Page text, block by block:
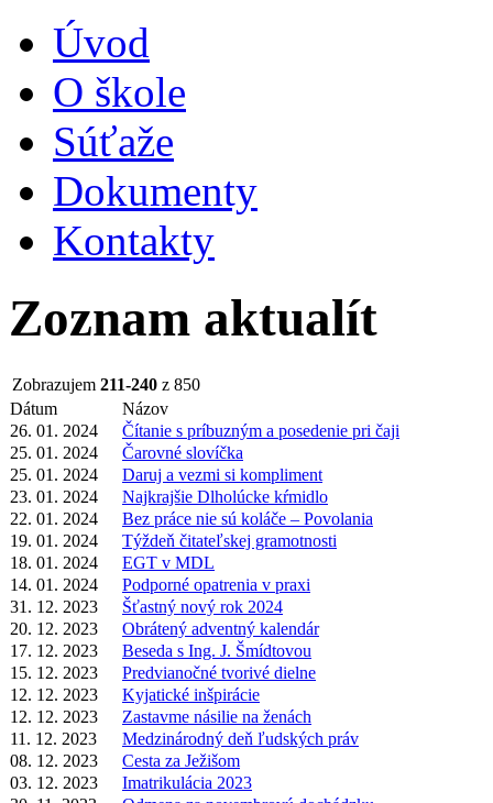
Úvod
O škole
Súťaže
Dokumenty
Kontakty
Zoznam aktualít
Zobrazujem 211-240 z 850
Dátum
Názov
26. 01. 2024
Čítanie s príbuzným a posedenie pri čaji
25. 01. 2024
Čarovné slovíčka
25. 01. 2024
Daruj a vezmi si kompliment
23. 01. 2024
Najkrajšie Dlholúcke kŕmidlo
22. 01. 2024
Bez práce nie sú koláče – Povolania
19. 01. 2024
Týždeň čitateľskej gramotnosti
18. 01. 2024
EGT v MDL
14. 01. 2024
Podporné opatrenia v praxi
31. 12. 2023
Šťastný nový rok 2024
20. 12. 2023
Obrátený adventný kalendár
17. 12. 2023
Beseda s Ing. J. Šmídtovou
15. 12. 2023
Predvianočné tvorivé dielne
12. 12. 2023
Kyjatické inšpirácie
12. 12. 2023
Zastavme násilie na ženách
11. 12. 2023
Medzinárodný deň ľudských práv
08. 12. 2023
Cesta za Ježišom
03. 12. 2023
Imatrikulácia 2023